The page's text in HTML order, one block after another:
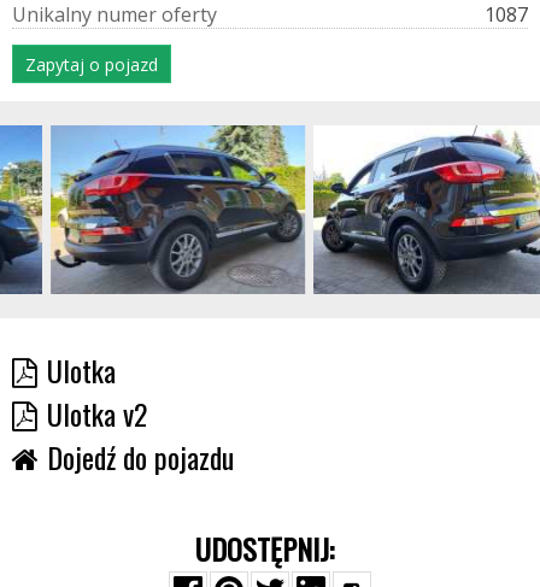
Unikalny numeroferty 1087
Zapytaj o pojazd
Ulotka
Ulotka v2
Dojedź do pojazdu
UDOSTĘPNIJ: